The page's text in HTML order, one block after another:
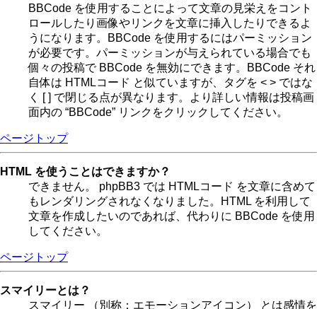
BBCode を使用することによって文章の見栄えをコント
ロールしたり画像やリンクを文章に挿入したりできるよ
うになります。BBCode を使用するにはパーミッション
が必要です。パーミッションが与えられている場合でも
個々の投稿で BBCode を無効にできます。BBCode それ
自体は HTMLコード と似ていますが、タグを < > ではな
く [ ] で閉じる点が異なります。より詳しい情報は投稿画
面内の “BBCode” リンクをクリックしてください。
ページトップ
HTML を使うことはできますか？
できません。 phpBB3 では HTMLコード を文章に含めて
もレンダリングされなくなりました。HTML を利用して
文章を作成したいのであれば、代わりに BBCode を使用
してください。
ページトップ
スマイリーとは？
スマイリー （別称：エモーションアイコン） とは感情を